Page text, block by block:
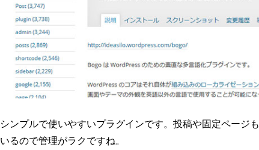
シンプルで使いやすいプラグインです。投稿や固定ページ
いるので管理がラクですね。